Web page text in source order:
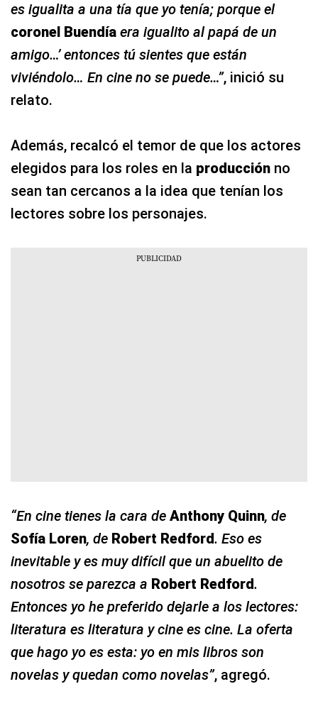
es igualita a una tía que yo tenía; porque el
coronel Buendía era igualito al papá de un
amigo…’ entonces tú sientes que están
viviéndolo… En cine no se puede…”, inició su
relato.
Además, recalcó el temor de que los actores
elegidos para los roles en la producción no
sean tan cercanos a la idea que tenían los
lectores sobre los personajes.
“En cine tienes la cara de Anthony Quinn, de
Sofía Loren, de Robert Redford. Eso es
inevitable y es muy difícil que un abuelito de
nosotros se parezca a Robert Redford.
Entonces yo he preferido dejarle a los lectores:
literatura es literatura y cine es cine. La oferta
que hago yo es esta: yo en mis libros son
novelas y quedan como novelas”, agregó.